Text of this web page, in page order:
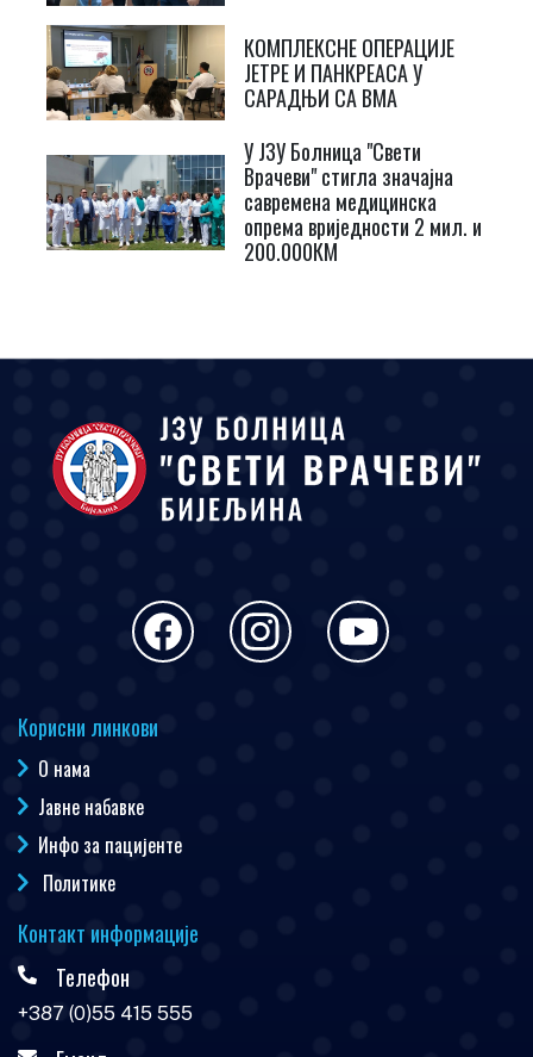
КОМПЛЕКСНЕ ОПЕРАЦИЈЕ
ЈЕТРЕ И ПАНКРЕАСА У
САРАДЊИ СА ВМА
У ЈЗУ Болница "Свети
Врачеви" стигла значајна
савремена медицинска
опрема вриједности 2 мил. и
200.000КМ
Корисни линкови
О нама
Јавне набавке
Инфо за пацијенте
Политике
Контакт информације
Телефон
+387 (0)55 415 555